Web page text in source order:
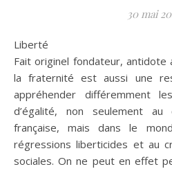
30 mai
Liberté
Fait originel fondateur, antidote
la fraternité est aussi une
appréhender différemment
d’égalité, non seulement
française, mais dans le
régressions liberticides et au
sociales. On ne peut en effet